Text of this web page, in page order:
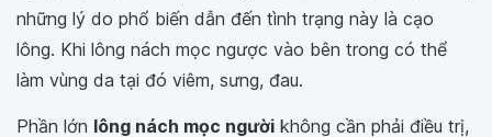
những lý do phổ biến dẫn đến tình trạng này là cạo
lông. Khi lông nách mọc ngược vào bên trong có thể
làm vùng da tại đó viêm, sưng, đau.
Phần lớn lông nách mọc người không cần phải điều trị,